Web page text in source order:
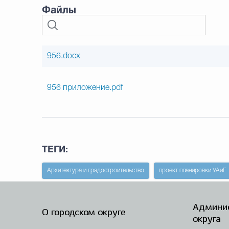
Файлы
956.docx
956 приложение.pdf
ТЕГИ:
Архитектура и градостроительство проект планировки УАиГ
О городском округе
округа